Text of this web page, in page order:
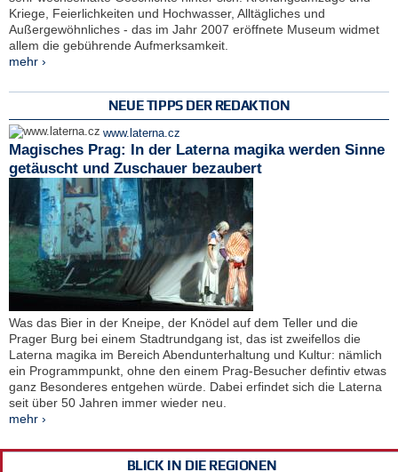
Kriege, Feierlichkeiten und Hochwasser, Alltägliches und
Außergewöhnliches - das im Jahr 2007 eröffnete Museum widmet
allem die gebührende Aufmerksamkeit.
mehr ›
NEUE TIPPS DER REDAKTION
www.laterna.cz
Magisches Prag: In der Laterna magika werden Sinne
getäuscht und Zuschauer bezaubert
Was das Bier in der Kneipe, der Knödel auf dem Teller und die
Prager Burg bei einem Stadtrundgang ist, das ist zweifellos die
Laterna magika im Bereich Abendunterhaltung und Kultur: nämlich
ein Programmpunkt, ohne den einem Prag-Besucher defintiv etwas
ganz Besonderes entgehen würde. Dabei erfindet sich die Laterna
seit über 50 Jahren immer wieder neu.
mehr ›
BLICK IN DIE REGIONEN